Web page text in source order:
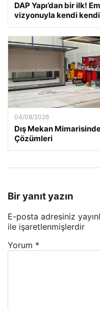
DAP Yapı’dan bir ilk!
vizyonuyla kendi
04/08/2026
Dış Mekan
Çözümleri
Bir yanıt yazın
E-posta adresiniz
ile işaretlenmişlerdir
Yorum *